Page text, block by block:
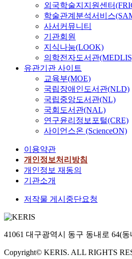
외국학술지지원센터
학술관계분석서비스
사서커뮤니티
기관회원
지식나눔(LOOK)
의학전자도서관
유관기관 사이트
교육부(MOE)
국립장애인도서관(NLD)
국립중앙도서관(NL)
국회도서관(NAL)
연구윤리정보포털(CRE)
사이언스온 (ScienceON)
이용약관
개인정보처리방침
개인정보 재동의
기관소개
저작물 게시중단요청
41061 대구광역시 동구 동내로 64(
Copyright© KERIS. ALL RIGHTS